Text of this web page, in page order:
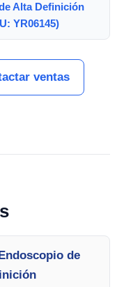
Alta Definición
YR06145)
ventas
de